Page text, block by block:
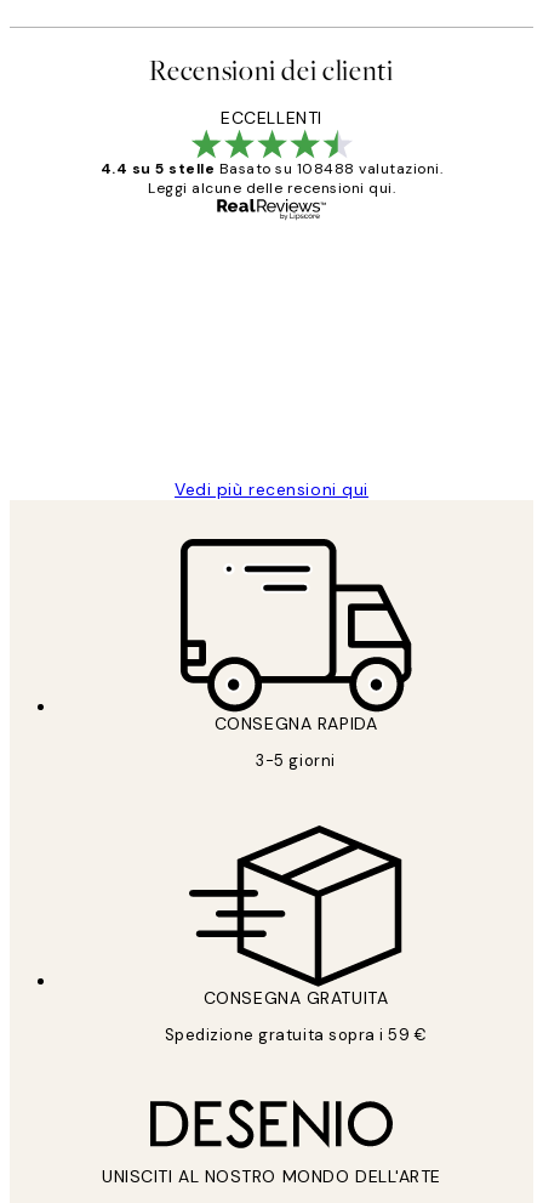
Recensioni dei clienti
ECCELLENTI
4.4 su 5 stelle Basato su 108488 valutazioni.
Leggi alcune delle recensioni qui.
Vedi più recensioni qui
CONSEGNA RAPIDA
3-5 giorni
CONSEGNA GRATUITA
Spedizione gratuita sopra i 59 €
UNISCITI AL NOSTRO MONDO DELL'ARTE